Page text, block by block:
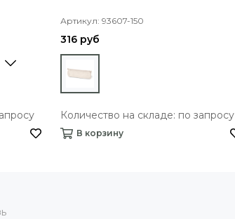
Артикул: 93607-150
316 руб
Количество на складе: по запросу
В корзину